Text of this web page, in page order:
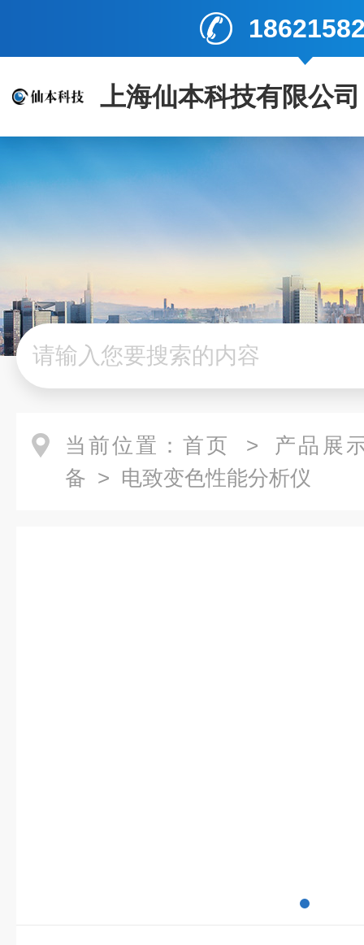
上海仙本科技有限公司
当前位置： 首页 > 产品展
备 > 电致变色性能分析仪